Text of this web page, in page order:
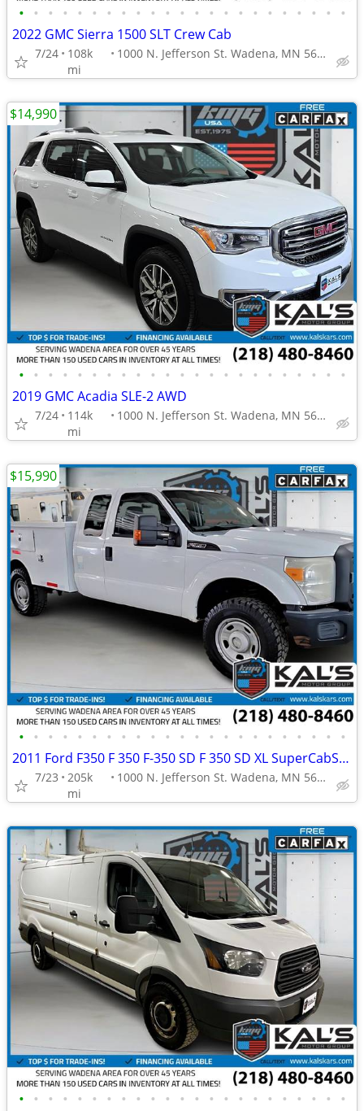
• • • • • • • • • • • • • • • • • • • • • • •
2022 GMC Sierra 1500 SLT Crew Cab
7/24
108k
mi
1000 N. Jefferson St. Wadena, MN 56482
• • • • • • • • • • • • • • • • • • • • • • •
2019 GMC Acadia SLE-2 AWD
7/24
114k
mi
1000 N. Jefferson St. Wadena, MN 56482
$14,990
• • • • • • • • • • • • • • • • • • • • • • •
2011 Ford F350 F 350 F-350 SD F 350 SD XL SuperCabService Body Truck
7/23
205k
mi
1000 N. Jefferson St. Wadena, MN 56482
$15,990
• • • • • • • • • • • • • • • • • • • • • • •